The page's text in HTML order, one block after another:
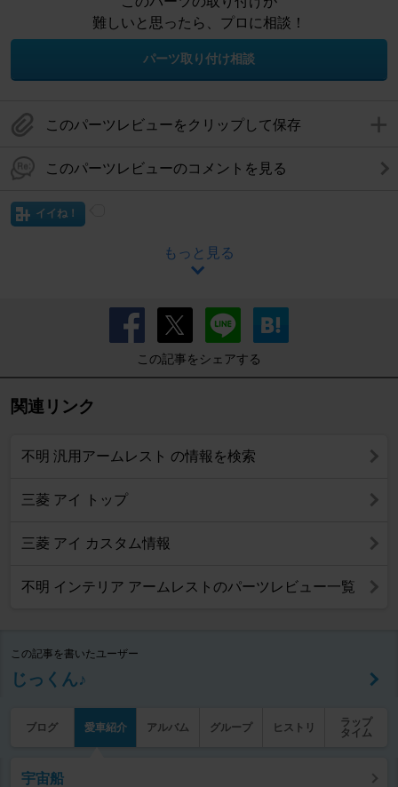
難しいと思ったら、プロに相談！
パーツ取り付け相談
このパーツレビューをクリップして保存
このパーツレビューのコメントを見る
イイね！
もっと見る
この記事をシェアする
関連リンク
不明 汎用アームレスト の情報を検索
三菱 アイ トップ
三菱 アイ カスタム情報
不明 インテリア アームレストのパーツレビュー一覧
この記事を書いたユーザー
じっくん♪
ブログ 愛車紹介 アルバム グループ ヒストリ
ラップ
タイム
宇宙船